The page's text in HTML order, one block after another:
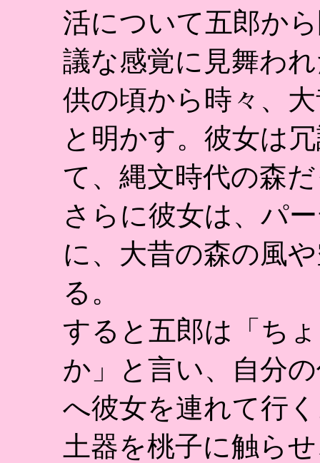
活について五郎か
議な感覚に見舞わ
供の頃から時々、
と明かす。彼女は
て、縄文時代の森
さらに彼女は、パ
に、大昔の森の風
る。
すると五郎は「ち
か」と言い、自分
へ彼女を連れて行
土器を桃子に触ら